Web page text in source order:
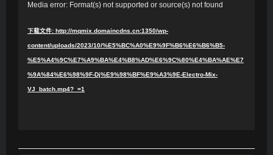
Media error: Format(s) not supported or source(s) not found
下载文件: http://mqmix.domaincdns.cn:1350/wp-
content/uploads/2023/10/%E5%BC%A0%E9%9F%B6%E6%B6%B5-
%E5%A4%9C%E7%A9%BA%E4%B8%AD%E6%9C%80%E4%BA%AE%E7
%9A%84%E6%98%9F-Dj%E9%98%BF%E9%A3%9E-Electro-Mix-
VJ_batch.mp4?_=1